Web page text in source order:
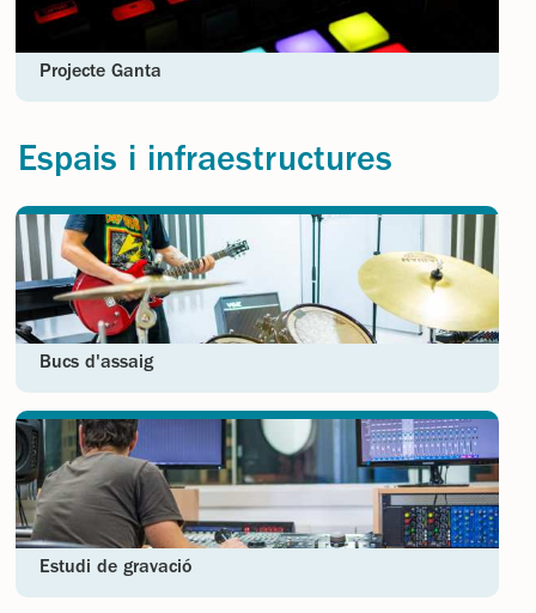
Projecte Ganta
Espais i infraestructures
Bucs d'assaig
Estudi de gravació